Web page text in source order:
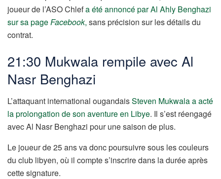
joueur de l’ASO Chlefa été annoncé par Al Ahly Benghazi
sur sa pageFacebook, sans précision sur les détails du
contrat.
21:30 Mukwala rempile avec Al
Nasr Benghazi
L’attaquant international ougandaisSteven Mukwalaa acté
la prolongation de son aventure en Libye. Il s’est réengagé
avec Al Nasr Benghazi pour une saison de plus.
Le joueur de 25 ans va donc poursuivre sous les couleurs
du club libyen, où il compte s’inscrire dans la durée après
cette signature.